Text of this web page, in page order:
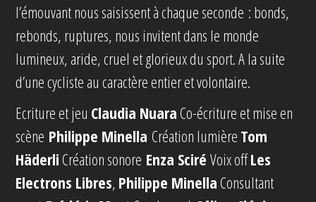
l’émouvant nous saisissent à chaque seconde : bonds,
rebonds, ruptures, nous invitent dans le monde
lumineux, aride, cruel et glorieux du sport. A la suite
d’une cycliste au caractère entier et volontaire.
Ecriture et jeu Claudia Nuara Co-écriture et mise en
scène Philippe Minella Création lumière Tom
Häderli Création sonore Enza SciréVoix offLes
Electrons Libres, Philippe Minella Consultant